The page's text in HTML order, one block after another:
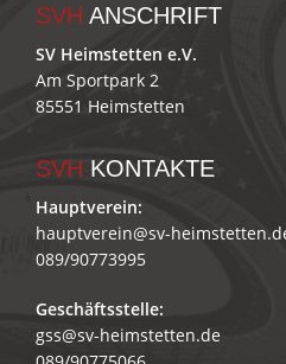
SVH ANSCHRIFT
SV Heimstetten e.V.
Am Sportpark 2
85551 Heimstetten
SVH KONTAKTE
Hauptverein:
hauptverein@sv-
089/90773995
Geschäftsstelle:
gss@sv-heimstetten.de